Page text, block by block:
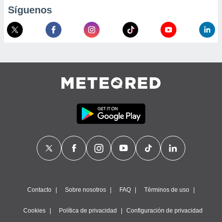
e
mediante
Síguenos
Contacto Sobre nosotros FAQ Términos de uso
Cookies Política de privacidad Configuración de privacidad